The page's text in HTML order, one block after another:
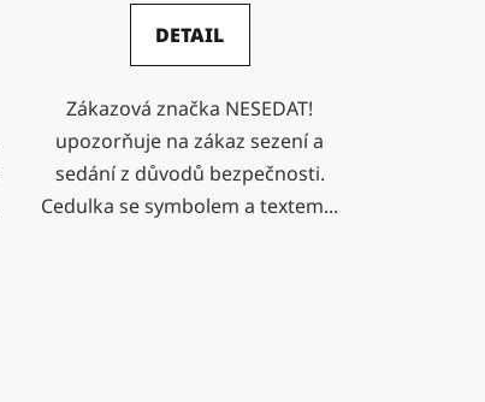
DETAIL
Zákazová značka NESEDAT!
upozorňuje na zákaz sezení a
sedání z důvodů bezpečnosti.
Cedulka se symbolem a textem...